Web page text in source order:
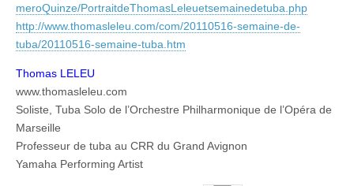
meroQuinze/PortraitdeThomasLeleuetsemainedetuba.php
http://www.thomasleleu.com/com/20110516-semaine-de-
tuba/20110516-semaine-tuba.htm
Thomas LELEU
www.thomasleleu.com
Soliste, Tuba Solo de l’Orchestre Philharmonique de l’Opéra de
Marseille
Professeur de tuba au CRR du Grand Avignon
Yamaha Performing Artist